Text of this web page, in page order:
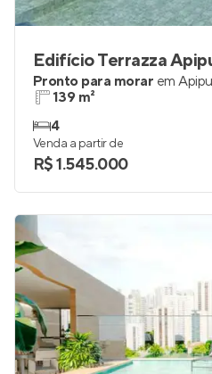
Edifício Terrazza
Pronto para morar em
139 m²
4
Venda a partir de
R$ 1.545.000